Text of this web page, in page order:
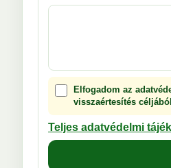
Elfogadom az
visszaértesítés
Teljes adatvédelmi